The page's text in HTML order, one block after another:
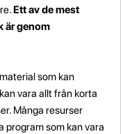
Ett av de mest
är genom
som kan
vara allt från korta
Många resurser
program som kan vara